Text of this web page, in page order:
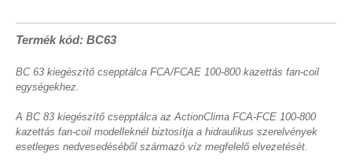
Termék kód: BC63
BC 63 kiegészítő csepptálca FCA/FCAE 100-800 kazettás fan-coil
egységekhez.
A BC 83 kiegészítő csepptálca az ActionClima FCA-FCE 100-800
kazettás fan-coil modelleknél biztosítja a hidraulikus szerelvények
esetleges nedvesedéséből származó víz megfelelő elvezetését.